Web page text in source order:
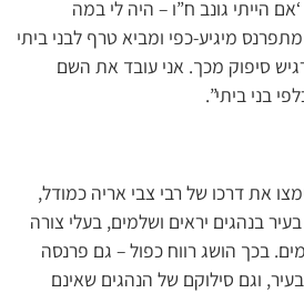
הייתי גונב ח”ו – היה לי במה
מיגיע-כפי ומביא טרף לבני ביתי
סיפוק מכך. אני עובד את השם
בני ביתי”.
את דרכו של רבי צבי אריה כמודל,
בנהגים יראים ושלמים, בעלי צורה
בכך הושג רווח כפול – גם פרנסה
וגם סילוקם של הנהגים שאינם